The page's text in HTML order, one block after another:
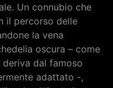
Un connubio che
il percorso delle
la vena
oscura – come
dal famoso
adattato -,